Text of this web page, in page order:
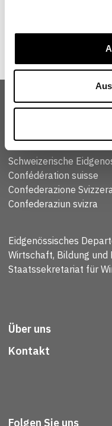
Schweizerische
Confédération suisse
Confederazione
Confederaziun svizra
Eidgenössisches
Wirtschaft, Bildung und
Staatssekretariat für
Über uns
Kontakt
Folgen Sie uns